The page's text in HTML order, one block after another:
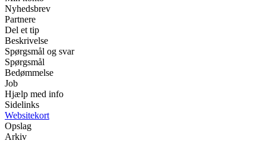
Nyhedsbrev
Partnere
Del et tip
Beskrivelse
Spørgsmål og svar
Spørgsmål
Bedømmelse
Job
Hjælp med info
Sidelinks
Websitekort
Opslag
Arkiv